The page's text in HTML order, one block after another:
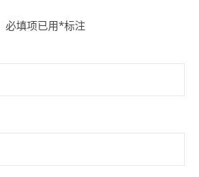
必填项已用*标注